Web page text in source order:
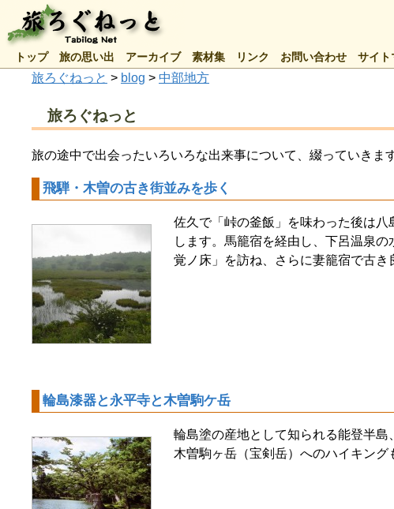
トップ 旅の思い出 アーカイブ 素材集 リンク お問い合わせ サイト
旅ろぐねっと > blog > 中部地方
旅ろぐねっと
旅の途中で出会ったいろいろな出来事について、綴っていきます
飛騨・木曽の古き街並みを歩く
佐久で「峠の釜飯」を味わった後は
します。馬籠宿を経由し、下呂温泉
覚ノ床」を訪ね、さらに妻籠宿で古き
輪島漆器と永平寺と木曽駒ケ岳
輪島塗の産地として知られる能登半島
木曽駒ヶ岳（宝剣岳）へのハイキング